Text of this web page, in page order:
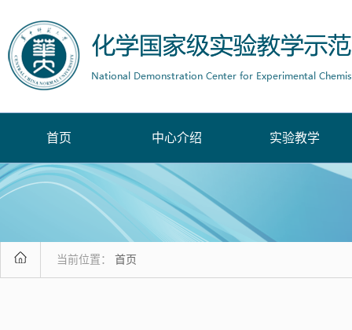
首页 中心介绍 实验教学
当前位置： 首页